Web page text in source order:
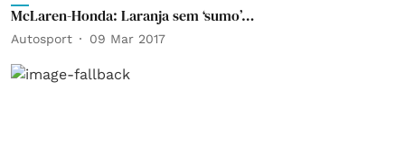
McLaren-Honda: Laranja sem ‘sumo’…
Autosport 09 Mar 2017